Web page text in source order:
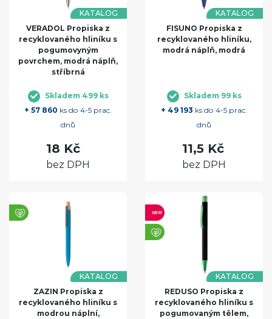
KATALOG
VERADOL Propiska z
recyklovaného hliníku s
pogumovyným
povrchem, modrá náplň,
stříbrná
Skladem 499 ks
+ 57 860 ks do 4-5 prac.
dnů
18 Kč
bez DPH
KATALOG
FISUNO Propiska z
recyklovaného hliníku,
modrá náplň, modrá
Skladem 99 ks
+ 49 193 ks do 4-5 prac.
dnů
11,5 Kč
bez DPH
KATALOG
ZAZIN Propiska z
recyklovaného hliníku s
modrou náplní,
KATALOG
REDUSO Propiska z
recyklovaného hliníku s
pogumovaným tělem,